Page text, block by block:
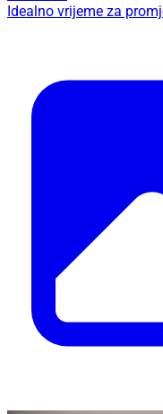
Idealno vrijeme za